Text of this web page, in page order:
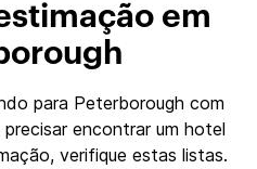
em
para Peterborough com
encontrar um hotel
verifique estas listas.